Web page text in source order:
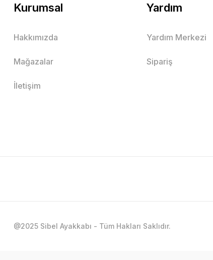
Kurumsal
Hakkımızda
Mağazalar
İletişim
Yardım
Yardım Merkezi
Sipariş
@2025 Sibel Ayakkabı - Tüm Hakları Saklıdır.